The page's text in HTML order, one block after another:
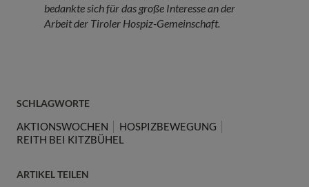
bedankte sich für das große Interesse an der
Arbeit der Tiroler Hospiz-Gemeinschaft.
SCHLAGWORTE
AKTIONSWOCHEN
HOSPIZBEWEGUNG
REITH BEI KITZBÜHEL
ARTIKEL TEILEN